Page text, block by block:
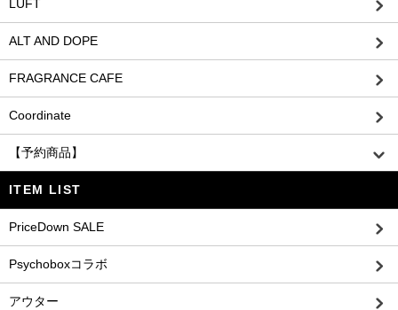
LUFT
ALT AND DOPE
FRAGRANCE CAFE
Coordinate
【予約商品】
ITEM LIST
PriceDown SALE
Psychoboxコラボ
アウター